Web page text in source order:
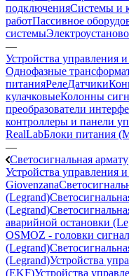
подключенияСистемы и
работПассивное
системы
—
Устройства управления
Однофазные
питанияРелеДатчики
кулачковыеКолонны
преобразователи
контроллеры и панели
RealLabБлоки питания
—
Светосигнальная
Устройства управления
Giovenzana
(Legrand)
(Legrand)
аварийной остановки
OSMOZ - головки
(Legrand)
(Legrand)Устройства
(EKF)Устройства